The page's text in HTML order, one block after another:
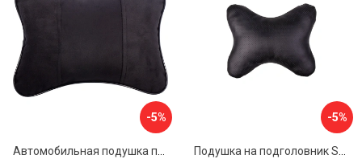
-5%
Автомобильная подушка под шею Dollex PBA-1320
-5%
Подушка на подголовник SKYWAY S08001001